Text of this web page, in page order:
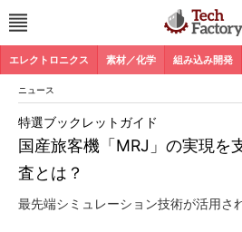
エレクトロニクス 素材／化学 組み込み開発
ニュース
国産旅客機「MRJ」の実現を
査とは？
特選ブックレットガイド
最先端シミュレーション技術が活用さ